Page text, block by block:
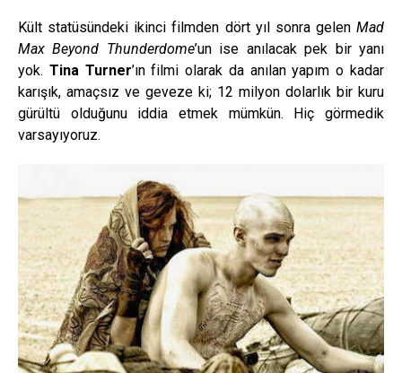
Kült statüsündeki ikinci filmden dört yıl sonra gelen Mad
Max Beyond Thunderdome’un ise anılacak pek bir yanı
yok. Tina Turner’ın filmi olarak da anılan yapım o kadar
karışık, amaçsız ve geveze ki; 12 milyon dolarlık bir kuru
gürültü olduğunu iddia etmek mümkün. Hiç görmedik
varsayıyoruz.